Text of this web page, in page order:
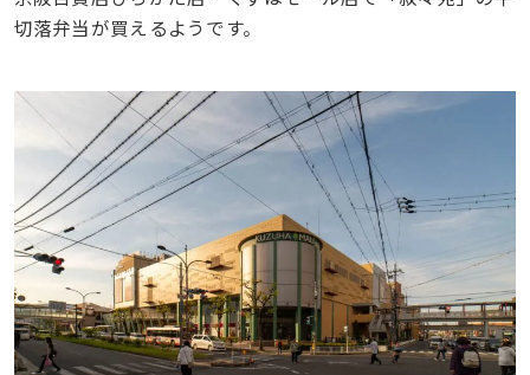
切落弁当が買えるようです。